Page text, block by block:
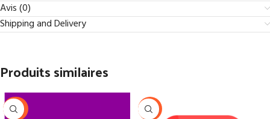
Avis (0)
Shipping and Delivery
Produits similaires
-44% -26%